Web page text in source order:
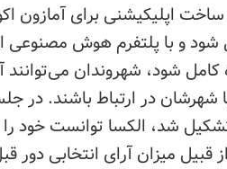
اپلیکیشنی برای آمازون
و با پلتفرم هوش مصنوعی
شود، شهروندان می‌توانند
شهرشان در ارتباط باشند. در
شد، الکسا توانست خود را
قبیل میزان آرای انتخابی دور